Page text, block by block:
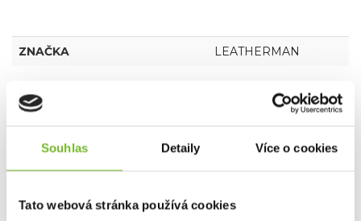
Souhlas Detaily Více o cookies
Tato webová stránka používá cookies
ZNAČKA LEATHERMAN
Kompatibilita
Varianty